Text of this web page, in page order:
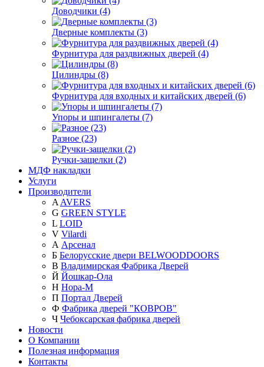
Доводчики (4)
Дверные комплекты (3)
Фурнитура для раздвижных дверей (4)
Цилиндры (8)
Фурнитура для входных и китайских дверей (6)
Упоры и шпингалеты (7)
Разное (23)
Ручки-защелки (2)
МДФ накладки
Услуги
Производители
A AVERS
G GREEN STYLE
L LOID
V Vilardi
А Арсенал
Б Белорусские двери BELWOODDOORS
В Владимирская Фабрика Дверей
Й Йошкар-Ола
Н Нора-М
П Портал Дверей
Ф Фабрика дверей "КОВРОВ"
Ч Чебоксарская фабрика дверей
Новости
О Компании
Полезная информация
Контакты